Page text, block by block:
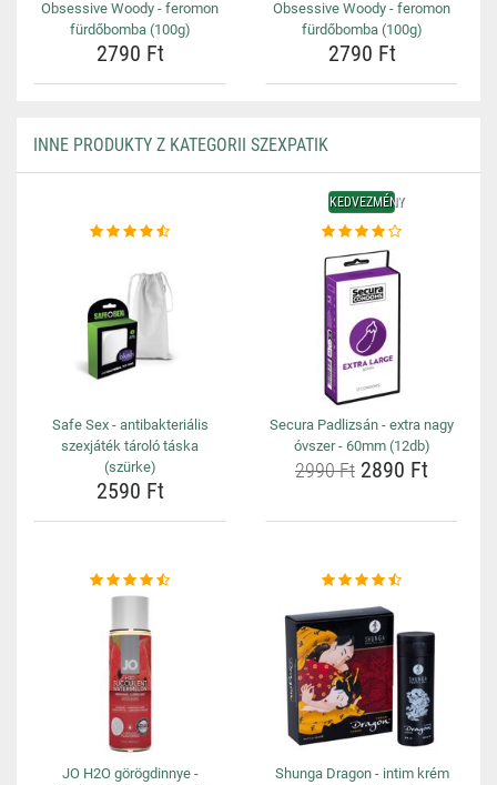
Obsessive Woody - feromon
fürdőbomba (100g)
2790 Ft
Obsessive Woody - feromon
fürdőbomba (100g)
2790 Ft
INNE PRODUKTY Z KATEGORII SZEXPATIK
Safe Sex - antibakteriális
szexjáték tároló táska
(szürke)
2590 Ft
KEDVEZMÉNY
Secura Padlizsán - extra nagy
óvszer - 60mm (12db)
2990 Ft 2890 Ft
JO H2O görögdinnye -
Shunga Dragon - intim krém